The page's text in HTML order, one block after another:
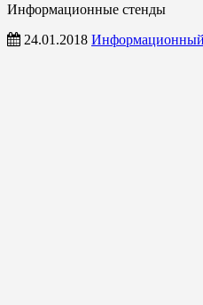
Информационные стенды
24.01.2018 Информационный